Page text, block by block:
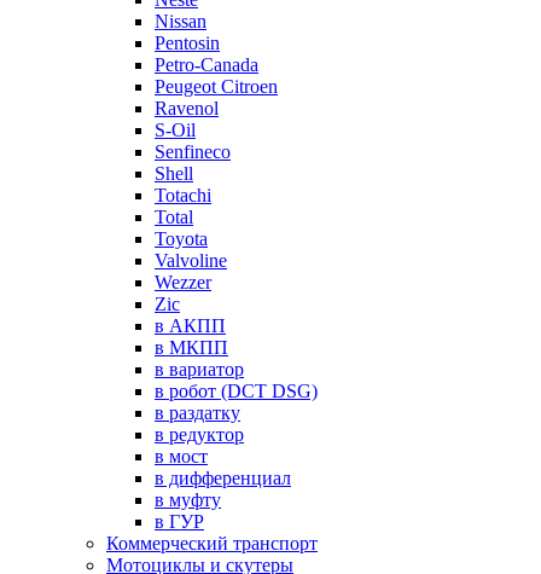
Nissan
Pentosin
Petro-Canada
Peugeot Citroen
Ravenol
S-Oil
Senfineco
Shell
Totachi
Total
Toyota
Valvoline
Wezzer
Zic
в АКПП
в МКПП
в вариатор
в робот (DCT DSG)
в раздатку
в редуктор
в мост
в дифференциал
в муфту
в ГУР
Коммерческий транспорт
Мотоциклы и скутеры